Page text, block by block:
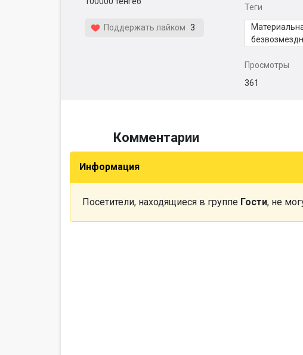
Поддержать лайком 3
Теги
Просмотры
361
Комментарии
Информация
Посетители, находящиеся в группе Гости, не